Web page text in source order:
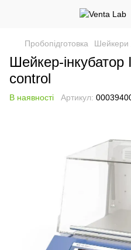
Пробопідготовка Шейкери
Шейкер-
control
В наявності Артикул: